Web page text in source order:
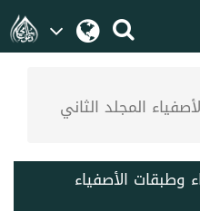
المجلد الثاني
وطبقات الأصفياء